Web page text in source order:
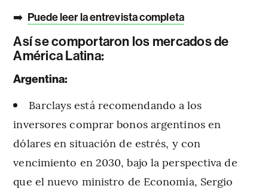
➡️ Puede leer la entrevista completa
Así se comportaron los mercados de
América Latina:
Argentina:
Barclays está recomendando a los
inversores comprar bonos argentinos en
dólares en situación de estrés, y con
vencimiento en 2030, bajo la perspectiva de
que el nuevo ministro de Economía, Sergio